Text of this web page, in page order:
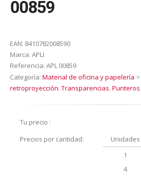
00859
EAN: 8410782008590
Marca: APLI
Referencia: APL 00859
Categoría: Material de oficina y papelería >
retroproyección. Transparencias. Punteros
Tu precio :
Precios por cantidad:
Unidades
1
4